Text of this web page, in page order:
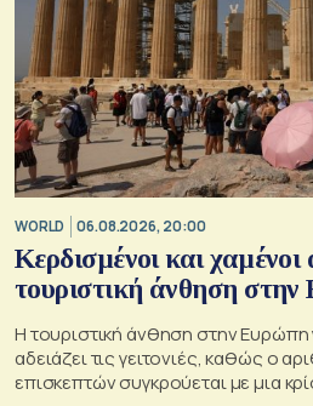
WORLD 06.08.2026, 20:00
Κερδισμένοι και
τουριστική άνθηση
Η τουριστική άνθηση στην Ευρώπη
αδειάζει τις γειτονιές, καθώς ο
επισκεπτών συγκρούεται με μια